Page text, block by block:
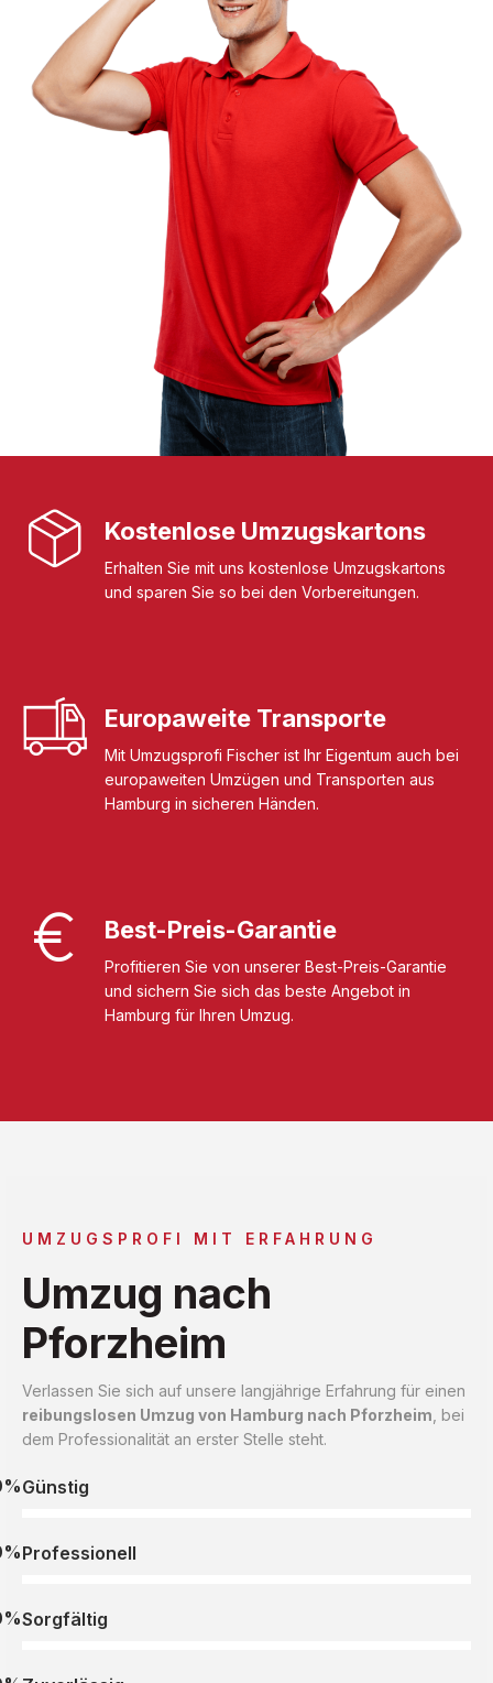
Kostenlose Umzugskartons
Erhalten Sie mit uns kostenlose Umzugskartons
und sparen Sie so bei den Vorbereitungen.
Europaweite Transporte
Mit Umzugsprofi Fischer ist Ihr Eigentum auch bei
europaweiten Umzügen und Transporten aus
Hamburg in sicheren Händen.
Best-Preis-Garantie
Profitieren Sie von unserer Best-Preis-Garantie
und sichern Sie sich das beste Angebot in
Hamburg für Ihren Umzug.
UMZUGSPROFI MIT ERFAHRUNG
Umzug nach
Pforzheim
Verlassen Sie sich auf unsere langjährige Erfahrung für einen
reibungslosen Umzug von Hamburg nach Pforzheim , bei
dem Professionalität an erster Stelle steht.
Günstig
Professionell
Sorgfältig